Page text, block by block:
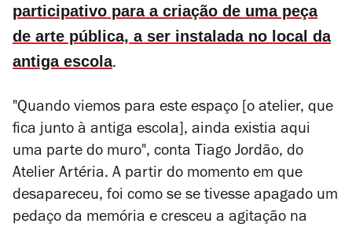
participativo para a criação de uma peça
de arte pública, a ser instalada no local da
antiga escola.
"Quando viemos para este espaço [o atelier, que
fica junto à antiga escola] , ainda existia aqui
uma parte do muro", conta Tiago Jordão, do
Atelier Artéria. A partir do momento em que
desapareceu, foi como se se tivesse apagado um
pedaço da memória e cresceu a agitação na